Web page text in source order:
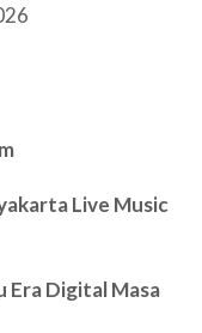
Live Music
Digital Masa